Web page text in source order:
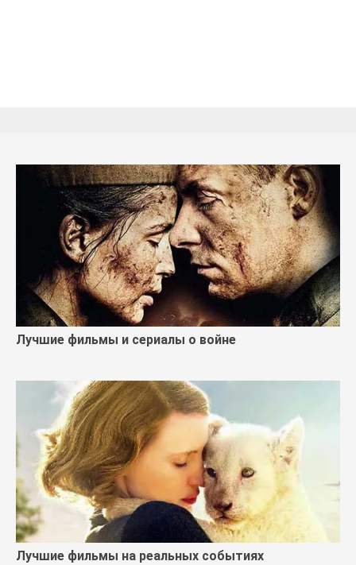
Лучшие фильмы и сериалы о войне
Лучшие фильмы на реальных событиях